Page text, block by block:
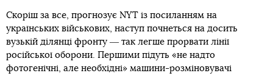
Скоріш за все, прогнозує NYT із посиланням на
українських військових, наступ почнеться на досить
вузькій ділянці фронту ― так легше прорвати лінії
російської оборони. Першими підуть «не надто
фотогенічні, але необхідні» машини-розміновувачі